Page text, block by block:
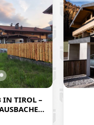
IN TIROL –